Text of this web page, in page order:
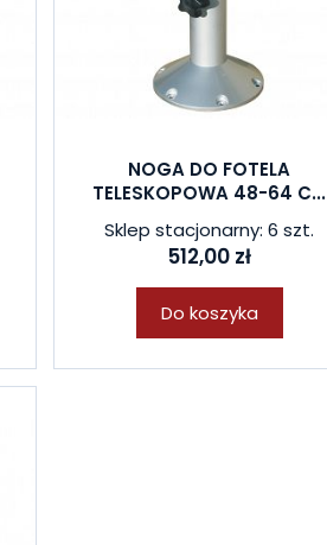
NOGA DO FOTELA
TELESKOPOWA 48-64 C...
Sklep stacjonarny: 6 szt.
512,00 zł
Do koszyka